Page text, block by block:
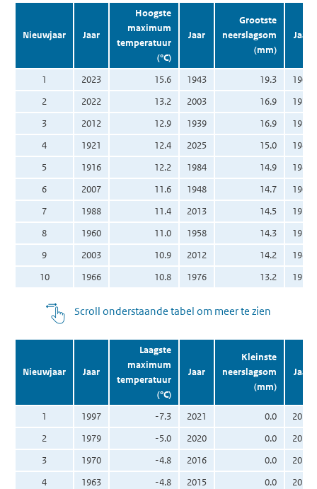
Nieuwjaar Jaar
Hoogste
maximum
temperatuur
(°C)
Jaar
Grootste
neerslagsom
(mm)
Jaar
1 2023 15.6 1943 19.3
1905
2
2022 13.2 2003 16.9
1979
3
2012 12.9 1939 16.9
1997
4
1921 12.4 2025 15.0
1946
5
1916 12.2 1984 14.9
1940
6
2007 11.6 1948 14.7
1908
7
1988 11.4 2013 14.5
1973
8
1960 11.0 1958 14.3
1950
9
2003 10.9 2012 14.2
1945
10
1966 10.8 1976 13.2 1991
Scroll onderstaande tabel om meer te zien
Nieuwjaar Jaar
Laagste
maximum
temperatuur
(°C)
Jaar
Kleinste
neerslagsom
(mm)
Jaar
1 1997 -7.3 2021 0.0
2026
2
1979 -5.0 2020 0.0
2025
3
1970 -4.8 2016 0.0
2020
4
1963 -4.8 2015 0.0
2017